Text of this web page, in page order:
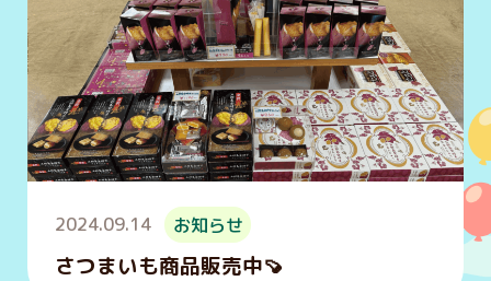
さつまいも商品販売中🍠
2024.09.14 お知らせ